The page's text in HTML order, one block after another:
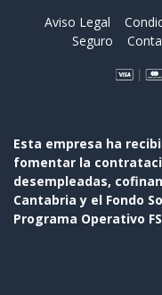
Aviso Legal
Seguro
Esta empresa ha
fomentar la
desempleadas,
Cantabria y el Fondo
Programa Operativo